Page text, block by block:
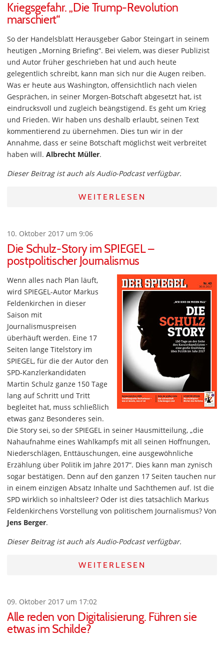
Kriegsgefahr. „Die Trump-Revolution
marschiert“
So der Handelsblatt Herausgeber Gabor Steingart in seinem
heutigen „Morning Briefing“. Bei vielem, was dieser Publizist
und Autor früher geschrieben hat und auch heute
gelegentlich schreibt, kann man sich nur die Augen reiben.
Was er heute aus Washington, offensichtlich nach vielen
Gesprächen, in seiner Morgen-Botschaft abgesetzt hat, ist
eindrucksvoll und zugleich beängstigend. Es geht um Krieg
und Frieden. Wir haben uns deshalb erlaubt, seinen Text
kommentierend zu übernehmen. Dies tun wir in der
Annahme, dass er seine Botschaft möglichst weit verbreitet
haben will. Albrecht Müller.
Dieser Beitrag ist auch als Audio-Podcast verfügbar.
WEITERLESEN
10. Oktober 2017 um 9:06
Die Schulz-Story im SPIEGEL –
postpolitischer Journalismus
Wenn alles nach Plan läuft,
wird SPIEGEL-Autor Markus
Feldenkirchen in dieser
Saison mit
Journalismuspreisen
überhäuft werden. Eine 17
Seiten lange Titelstory im
SPIEGEL, für die der Autor den
SPD-Kanzlerkandidaten
Martin Schulz ganze 150 Tage
lang auf Schritt und Tritt
begleitet hat, muss schließlich
etwas ganz Besonderes sein.
Die Story sei, so der SPIEGEL in seiner Hausmitteilung, „die
Nahaufnahme eines Wahlkampfs mit all seinen Hoffnungen,
Niederschlägen, Enttäuschungen, eine ausgewöhnliche
Erzählung über Politik im Jahre 2017“. Dies kann man zynisch
sogar bestätigen. Denn auf den ganzen 17 Seiten tauchen nur
in einem einzigen Absatz Inhalte und Sachthemen auf. Ist die
SPD wirklich so inhaltsleer? Oder ist dies tatsächlich Markus
Feldenkirchens Vorstellung von politischem Journalismus? Von
Jens Berger.
Dieser Beitrag ist auch als Audio-Podcast verfügbar.
WEITERLESEN
09. Oktober 2017 um 17:02
Alle reden von Digitalisierung. Führen sie
etwas im Schilde?